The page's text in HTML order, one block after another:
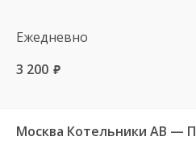
Ежедневно
3 200 руб.
Москва Котельники АВ —